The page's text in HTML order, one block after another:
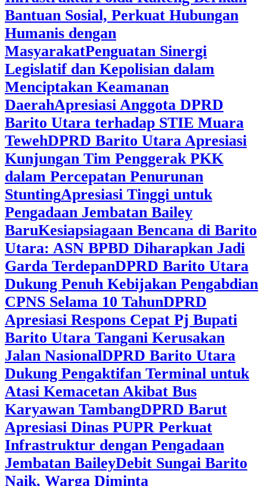
Bantuan Sosial, Perkuat Hubungan
Humanis dengan
MasyarakatPenguatan Sinergi
Legislatif dan Kepolisian dalam
Menciptakan Keamanan
DaerahApresiasi Anggota DPRD
Barito Utara terhadap STIE Muara
TewehDPRD Barito Utara Apresiasi
Kunjungan Tim Penggerak PKK
dalam Percepatan Penurunan
StuntingApresiasi Tinggi untuk
Pengadaan Jembatan Bailey
BaruKesiapsiagaan Bencana di Barito
Utara: ASN BPBD Diharapkan Jadi
Garda TerdepanDPRD Barito Utara
Dukung Penuh Kebijakan Pengabdian
CPNS Selama 10 TahunDPRD
Apresiasi Respons Cepat Pj Bupati
Barito Utara Tangani Kerusakan
Jalan NasionalDPRD Barito Utara
Dukung Pengaktifan Terminal untuk
Atasi Kemacetan Akibat Bus
Karyawan TambangDPRD Barut
Apresiasi Dinas PUPR Perkuat
Infrastruktur dengan Pengadaan
Jembatan BaileyDebit Sungai Barito
Naik, Warga Diminta